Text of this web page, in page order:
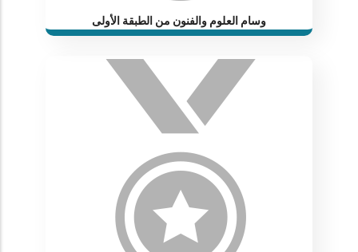
وسام العلوم والفنون من الطبقة الأولى